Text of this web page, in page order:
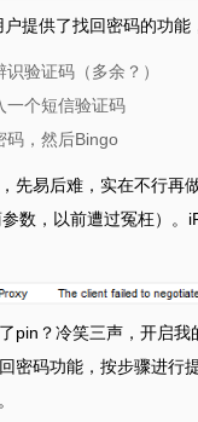
提供了找回密码的功能
验证码（多余？）
一个短信验证码
码，然后Bingo
先易后难，实在不行再
数，以前遭过冤枉）
pin？冷笑三声，开启
密码功能，按步骤进行